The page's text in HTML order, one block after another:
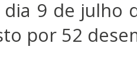
9 de julho
por 52